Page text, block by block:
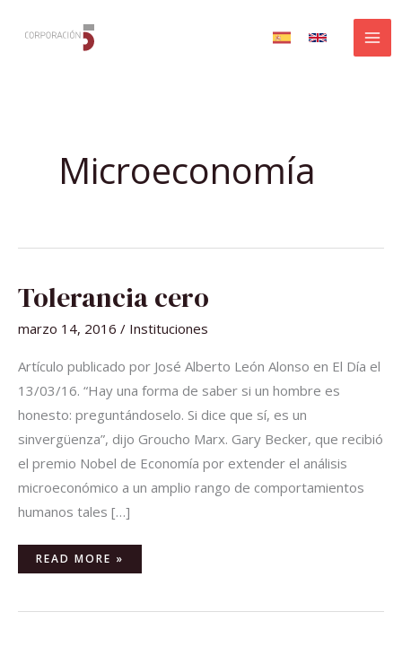
Microeconomía
Tolerancia cero
marzo 14, 2016 / Instituciones
Artículo publicado por José Alberto León Alonso en El Día el
13/03/16. “Hay una forma de saber si un hombre es
honesto: preguntándoselo. Si dice que sí, es un
sinvergüenza”, dijo Groucho Marx. Gary Becker, que recibió
el premio Nobel de Economía por extender el análisis
microeconómico a un amplio rango de comportamientos
humanos tales […]
TOLERANCIA
CERO
READ MORE »